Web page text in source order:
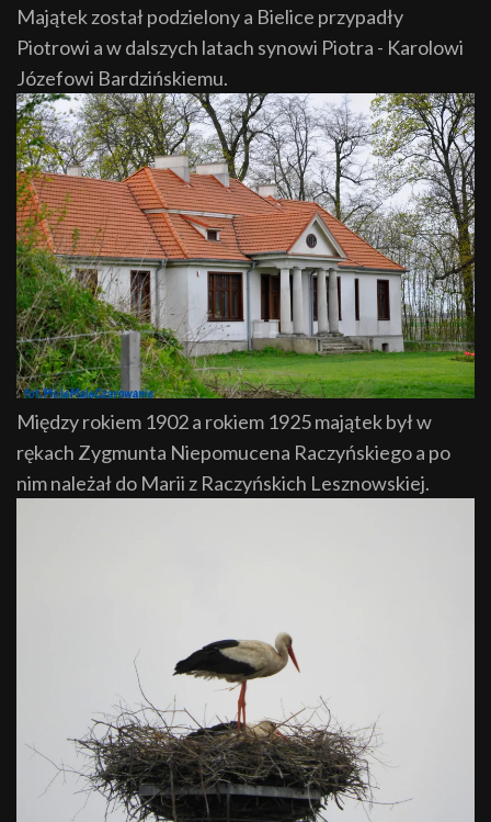
Majątek został podzielony a Bielice przypadły
Piotrowi a w dalszych latach synowi Piotra - Karolowi
Józefowi Bardzińskiemu.
Między rokiem 1902 a rokiem 1925 majątek był w
rękach Zygmunta Niepomucena Raczyńskiego a po
nim należał do Marii z Raczyńskich Lesznowskiej.